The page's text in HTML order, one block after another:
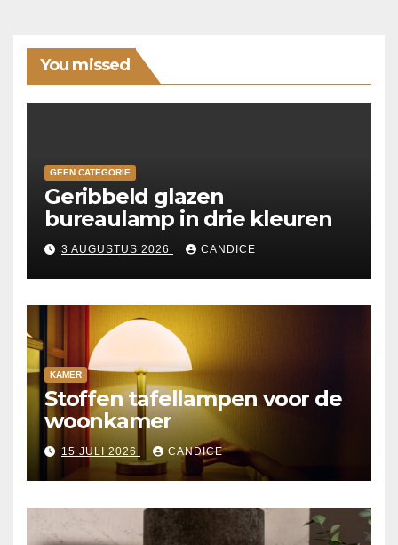
You missed
GEEN CATEGORIE
Geribbeld glazen
bureaulamp in drie kleuren
3 AUGUSTUS 2026 CANDICE
KAMER
Stoffen tafellampen voor de
woonkamer
15 JULI 2026 CANDICE